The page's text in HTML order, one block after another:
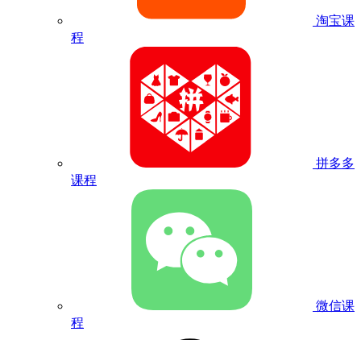
淘宝课
程
拼多多
课程
微信课
程